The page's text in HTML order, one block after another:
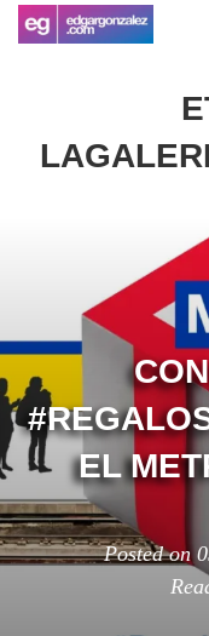
EL
Posted on